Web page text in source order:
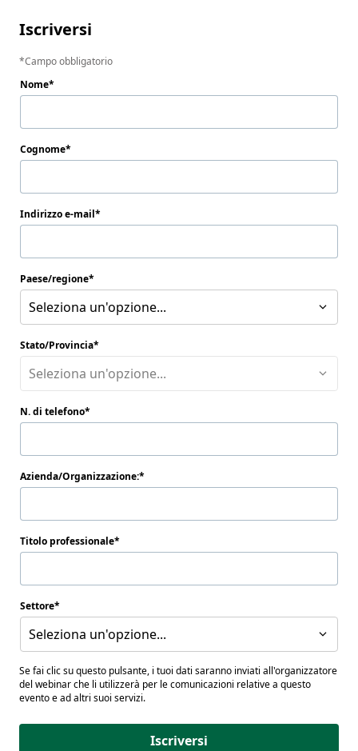
Iscriversi
Campo obbligatorio
Nome
Cognome
Indirizzo e-mail
Paese/regione
Seleziona un'opzione...
Stato/Provincia
Seleziona un'opzione...
N. di telefono
Azienda/Organizzazione:
Titolo professionale
Settore
Seleziona un'opzione...
Se fai clic su questo pulsante, i tuoi dati saranno inviati all'organizzatore
del webinar che li utilizzerà per le comunicazioni relative a questo
evento e ad altri suoi servizi.
Iscriversi